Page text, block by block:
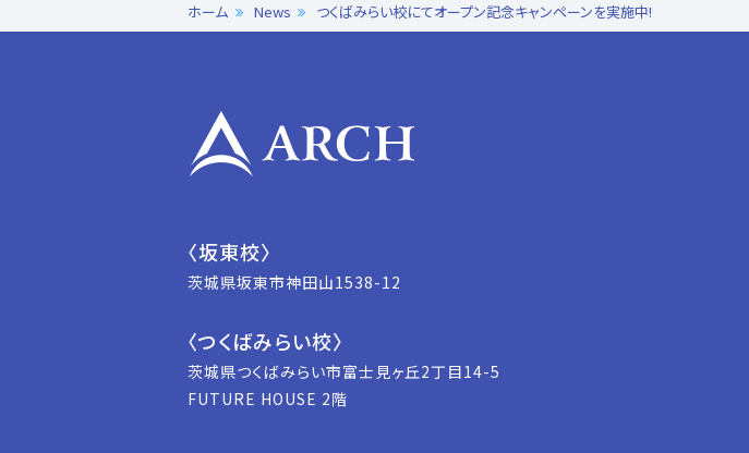
ホーム News つくばみらい校にてオープン記念キャンペーンを実施中!
〈坂東校〉
茨城県坂東市神田山1538-12
〈つくばみらい校〉
茨城県つくばみらい市富士見ヶ丘2丁目14-5
FUTURE HOUSE 2階